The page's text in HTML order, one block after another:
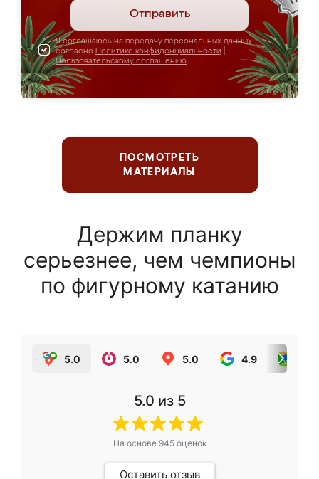
Отправить
Я соглашаюсь на передачу персональных данных
согласно Политике конфиденциальности
Пользовательскому соглашению
ПОСМОТРЕТЬ
МАТЕРИАЛЫ
Держим планку
серьезнее, чем чемпионы
по фигурному катанию
5.0 5.0 5.0 4.9
5.0 из 5
На основе 945оценок
Оставить отзыв